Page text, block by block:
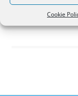
Cookie
Registro
¿Has